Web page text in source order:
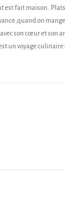
est fait maison .
,quand on
son cœur et son
un voyage